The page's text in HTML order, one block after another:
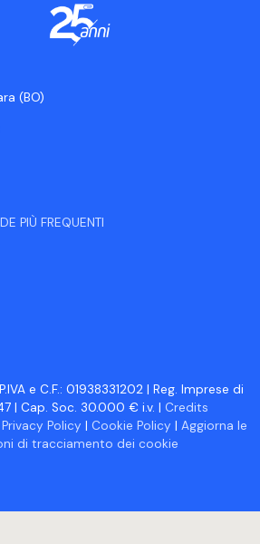
(BO)
PIÙ FREQUENTI
e C.F.: 01938331202 | Reg. Imprese di
| Cap. Soc. 30.000 € i.v. | Credits
Privacy Policy | Cookie Policy | Aggiorna le
di tracciamento dei cookie